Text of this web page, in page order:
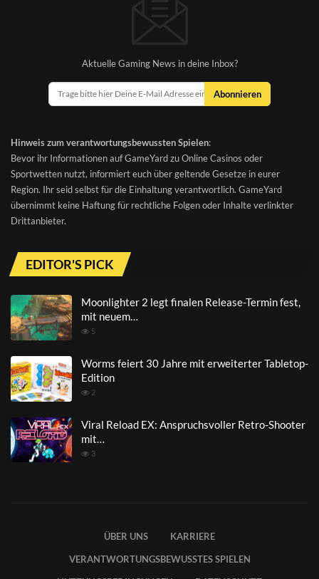
Aktuelle Gaming News in deine Inbox?
Abonnieren
Hinweis zum verantwortungsbewussten Spielen:
Bevor ihr Informationen auf GameYard zu Online Casinos oder
Sportwetten nutzt, informiert euch über geltende Gesetze in eurer
Region. Ihr seid selbst für die Einhaltung verantwortlich. GameYard
übernimmt keine Haftung für rechtliche Folgen oder Inhalte verlinkter
Drittanbieter.
EDITOR'S PICK
Moonlighter 2 legt finalen Release-Termin fest,
mit neuem…
5
Worms feiert 30 Jahre mit erweiterter Tabletop-
Edition
2
Viral Reload EX: Anspruchsvoller Retro-Shooter
mit…
3
ÜBER UNS
KARRIERE
VERANTWORTUNGSBEWUSSTES SPIELEN